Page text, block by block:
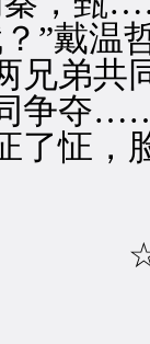
戴温哲
兄弟共
争夺
怔，脸